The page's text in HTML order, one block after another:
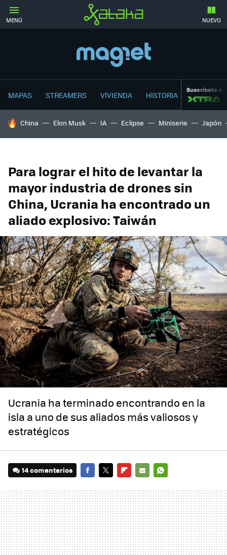
MENÚ NUEVO
MAPAS STREAMERS VIVIENDA HISTORIA Suscríbete a
HOY SE HABLA DE
China Elon Musk IA Eclipse Miniserie Japón
Para lograr el hito de levantar la
mayor industria de drones sin
China, Ucrania ha encontrado un
aliado explosivo: Taiwán
Ucrania ha terminado encontrando en la
isla a uno de sus aliados más valiosos y
estratégicos
14 comentarios
MAIL